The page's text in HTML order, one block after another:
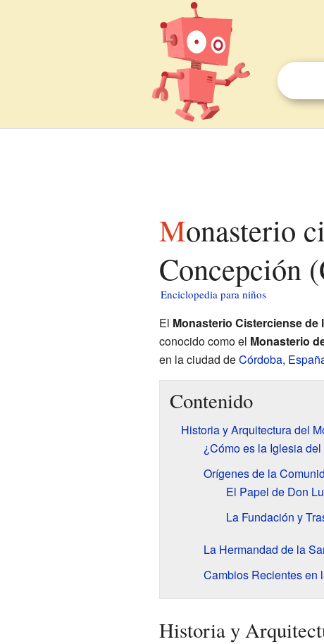
Monasterio cisterciense de la Inmaculada
Concepción
Enciclopedia para niños
El Monasterio Cisterciense
conocido como el Monasterio
en la ciudad deCórdoba,
Contenido
Historia y Arquitectura del
¿Cómo es la Iglesia
Orígenes de la
El Papel de Don
La Fundación y
La Hermandad de la
Cambios Recientes en
Historia y